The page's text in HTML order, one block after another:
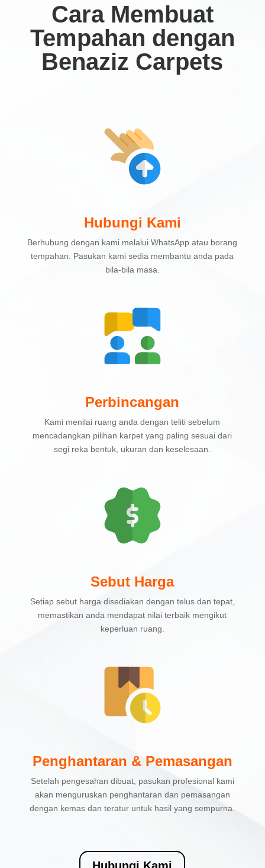
Cara Membuat
Tempahan dengan
Benaziz Carpets
Hubungi Kami
Berhubung dengan kami melalui WhatsApp atau borang
tempahan. Pasukan kami sedia membantu anda pada
bila-bila masa.
Perbincangan
Kami menilai ruang anda dengan teliti sebelum
mencadangkan pilihan karpet yang paling sesuai dari
segi reka bentuk, ukuran dan keselesaan.
Sebut Harga
Setiap sebut harga disediakan dengan telus dan tepat,
memastikan anda mendapat nilai terbaik mengikut
keperluan ruang.
Penghantaran & Pemasangan
Setelah pengesahan dibuat, pasukan profesional kami
akan menguruskan penghantaran dan pemasangan
dengan kemas dan teratur untuk hasil yang sempurna.